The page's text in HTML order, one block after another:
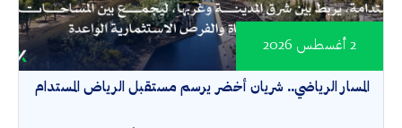
المسار الرياضي.. شريان أخضر يرسم مستقبل الرياض المستدام
2 أغسطس 2026